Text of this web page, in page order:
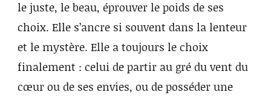
le juste, le beau, éprouver le poids de ses
choix. Elle s’ancre si souvent dans la lenteur
et le mystère. Elle a toujours le choix
finalement : celui de partir au gré du vent du
cœur ou de ses envies, ou de posséder une